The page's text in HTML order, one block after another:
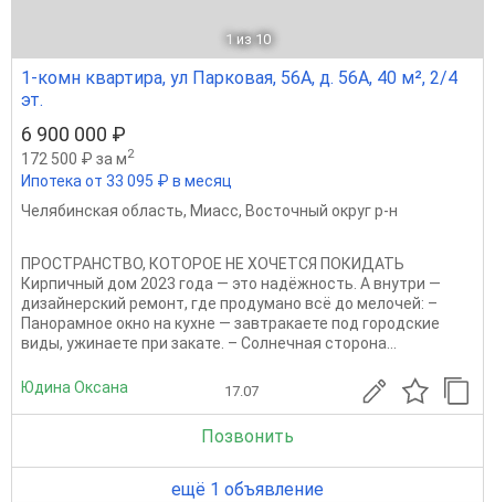
1 из 10
1-комн квартира, ул Парковая, 56А, д. 56А, 40 м², 2/4
эт.
6 900 000 ₽
172 500 ₽ за м2
Ипотека от 33 095 ₽ в месяц
Челябинская область, Миасс, Восточный округ р-н
ПРОСТРАНСТВО, КОТОРОЕ НЕ ХОЧЕТСЯ ПОКИДАТЬ
Кирпичный дом 2023 года — это надёжность. А внутри —
дизайнерский ремонт, где продумано всё до мелочей: –
Панорамное окно на кухне — завтракаете под городские
виды, ужинаете при закате. – Солнечная сторона...
Юдина Оксана 17.07
Позвонить
ещё 1 объявление